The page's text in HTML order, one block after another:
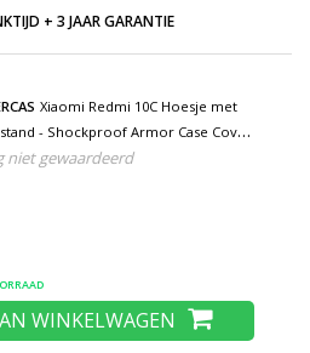
+ 3 JAAR GARANTIE
Xiaomi Redmi 10C Hoesje met
- Shockproof Armor Case Cover
niet gewaardeerd
WINKELWAGEN